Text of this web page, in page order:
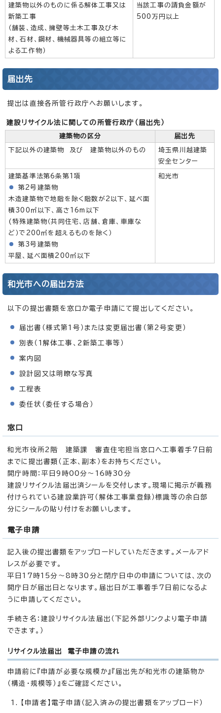
建築物以外のものに係る解体工事又は
新築工事
（舗装、造成、擁壁等土木工事及び木
材、石材、鋼材、機械器具等の組立等に
よる工作物）
当該工事の請負金額が
500万円以上
届出先
提出は直接各所管行政庁へお願いします。
建設リサイクル法に関しての所管行政庁（届出先）
建築物の区分 届出先
下記以外の建築物 及び 建築物以外のもの
埼玉県川越建築
安全センター
建築基準法第6条第1項
第2号建築物
木造建築物で地階を除く階数が2以下、延べ面
積300㎡以下、高さ16m以下
(特殊建築物（共同住宅、店舗、倉庫、車庫な
ど）で200㎡を超えるものを除く）
第3号建築物
平屋、延べ面積200㎡以下
和光市
和光市への届出方法
以下の提出書類を窓口か電子申請にて提出してください。
届出書（様式第1号）または変更届出書（第2号変更）
別表（1解体工事、2新築工事等）
案内図
設計図又は明瞭な写真
工程表
委任状（委任する場合）
窓口
和光市役所2階 建築課 審査住宅担当窓口へ工事着手7日前
までに提出書類（正本、副本）をお持ちください。
開庁時間：平日9時00分～16時30分
建設リサイクル法届出済シールを交付します。現場に掲示が義務
付けられている建設業許可（解体工事業登録）標識等の余白部
分にシールの貼り付けをお願いします。
電子申請
記入後の提出書類をアップロードしていただきます。メールアド
レスが必要です。
平日17時15分～8時30分と閉庁日中の申請については、次の
開庁日が届出日となります。届出日が工事着手7日前になるよ
うに申請してください。
手続き名：建設リサイクル法届出（下記外部リンクより電子申請
できます。）
リサイクル法届出 電子申請の流れ
申請前に『申請が必要な規模か』『届出先が和光市の建築物か
（構造・規模等）』をご確認ください。
【申請者】電子申請（記入済みの提出書類をアップロード）